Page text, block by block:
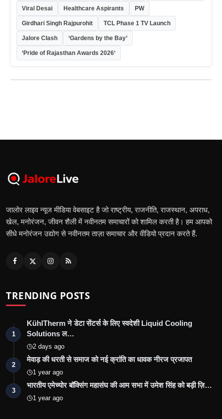
Viral Desai Healthcare Aspirants PW
Girdhari Singh Rajpurohit TCL Phase 1 TV Launch
Jalore Clash ‘Gardens by the Bay’
‘Pride of Rajasthan Awards 2026‘
जालोर लाइव न्यूज मीडिया वेबसाइट है जो राष्ट्रीय, राजनीति, राजस्थान, अपराध,
खेल, मनोरंजन, जीवन शैली में नवीनतम समाचारों को शामिल करती है। हम आपको
सीधे मनोरंजन उद्योग से नवीनतम ताज़ा समाचार और वीडियो प्रदान करते हैं.
TRENDING POSTS
1
KühlTherm ने डेटा सेंटर्स के लिए स्वदेशी Liquid Cooling
Solutions ल…
2 days ago
2
मेवाड़ की धरती से समाज को नई क्रांति का धावक नीरज प्रजापत
1 year ago
3
भारतीय एमेच्योर बॉक्सिंग महासंघ की आम सभा में उमेश सिंह को बड़ी ज़ि…
1 year ago